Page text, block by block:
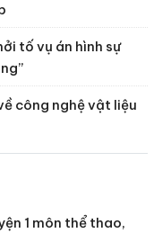
tố vụ án hình sự
công nghệ vật liệu
1 môn thể thao,